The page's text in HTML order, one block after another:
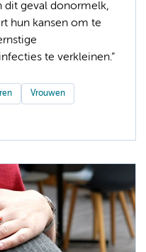
dit geval donormelk,
hun kansen om te
te verkleinen.”
Vrouwen